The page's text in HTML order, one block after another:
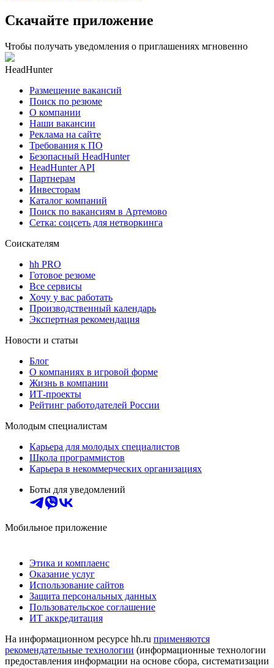
Скачайте приложение
Чтобы получать уведомления о приглашениях мгновенно
HeadHunter
Размещение вакансий
Поиск по резюме
О компании
Наши вакансии
Реклама на сайте
Требования к ПО
Безопасный HeadHunter
HeadHunter API
Партнерам
Инвесторам
Каталог компаний
Поиск по вакансиям в Артемово
Сетка: соцсеть для нетворкинга
Соискателям
hh PRO
Готовое резюме
Все сервисы
Хочу у вас работать
Производственный календарь
Экспертная рекомендация
Новости и статьи
Блог
О компаниях в игровой форме
Жизнь в компании
ИТ-проекты
Рейтинг работодателей России
Молодым специалистам
Карьера для молодых специалистов
Школа программистов
Карьера в некоммерческих организациях
Боты для уведомлений
Мобильное приложение
Этика и комплаенс
Оказание услуг
Использование сайтов
Защита персональных данных
Пользовательское соглашение
ИТ аккредитация
На информационном ресурсе hh.ru применяются
рекомендательные технологии (информационные технологии
предоставления информации на основе сбора, систематизации